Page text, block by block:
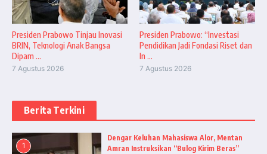
Presiden Prabowo Tinjau Inovasi
BRIN, Teknologi Anak Bangsa
Dipam ...
7 Agustus 2026
Presiden Prabowo: “Investasi
Pendidikan Jadi Fondasi Riset dan
In ...
7 Agustus 2026
Berita Terkini
1
Dengar Keluhan Mahasiswa Alor, Mentan
Amran Instruksikan “Bulog Kirim Beras”